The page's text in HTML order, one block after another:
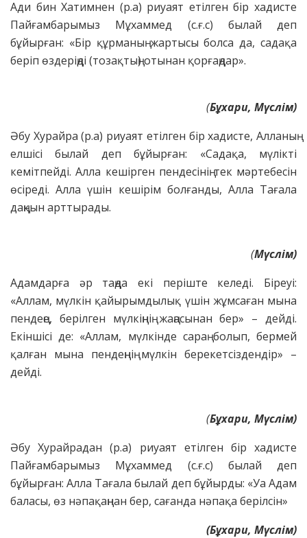
Ади бин Хатимнен (р.а) риуаят етілген бір хадисте
Пайғамбарымыз Мұхаммед (с.ғ.с) былай деп
бұйырған: «Бір құрманың жартысы болса да, садақа
беріп өздеріңді (тозақтың) отынан қорғаңдар».
(Бұхари, Мүслім)
Әбу Хурайра (р.а) риуаят етілген бір хадисте, Алланың
елшісі былай деп бұйырған: «Садақа, мүлікті
кемітпейді. Алла кешірген пендесінің тек мәртебесін
өсіреді. Алла үшін кешірім болғанды, Алла Тағала
даңқын арттырады.
(Мүслім)
Адамдарға әр таңда екі періште келеді. Біреуі:
«Аллам, мүлкін қайырымдылық үшін жұмсаған мына
пендеңе, берілген мүлкіңнің жаңасынан бер» – дейді.
Екіншісі де: «Аллам, мүлкінде сараң болып, бермей
қалған мына пендеңнің мүлкін берекетсіздендір» –
дейді.
(Бұхари, Мүслім)
Әбу Хурайрадан (р.а) риуаят етілген бір хадисте
Пайғамбарымыз Мұхаммед (с.ғ.с) былай деп
бұйырған: Алла Тағала былай деп бұйырды: «Уа Адам
баласы, өз нәпақаңнан бер, сағанда нәпақа берілсін»
(Бұхари, Мүслім)